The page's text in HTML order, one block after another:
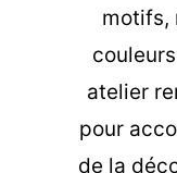
motifs,
atelier
pour
de la